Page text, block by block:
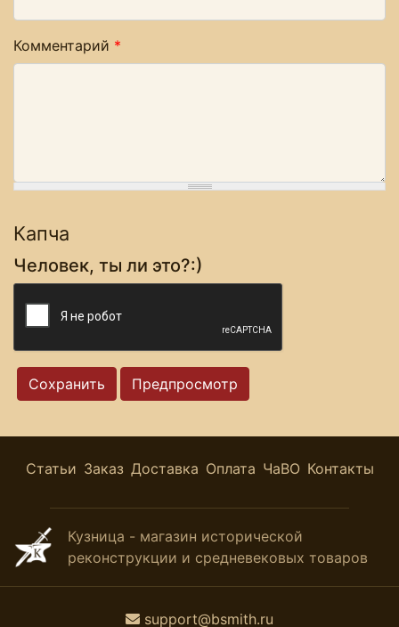
Комментарий *
Капча
Человек, ты ли это?:)
Статьи Заказ Доставка Оплата ЧаВО Контакты
Кузница - магазин исторической
реконструкции и средневековых товаров
support@bsmith.ru